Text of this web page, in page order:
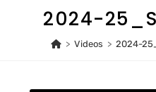
2024-
> Videos > 2024-